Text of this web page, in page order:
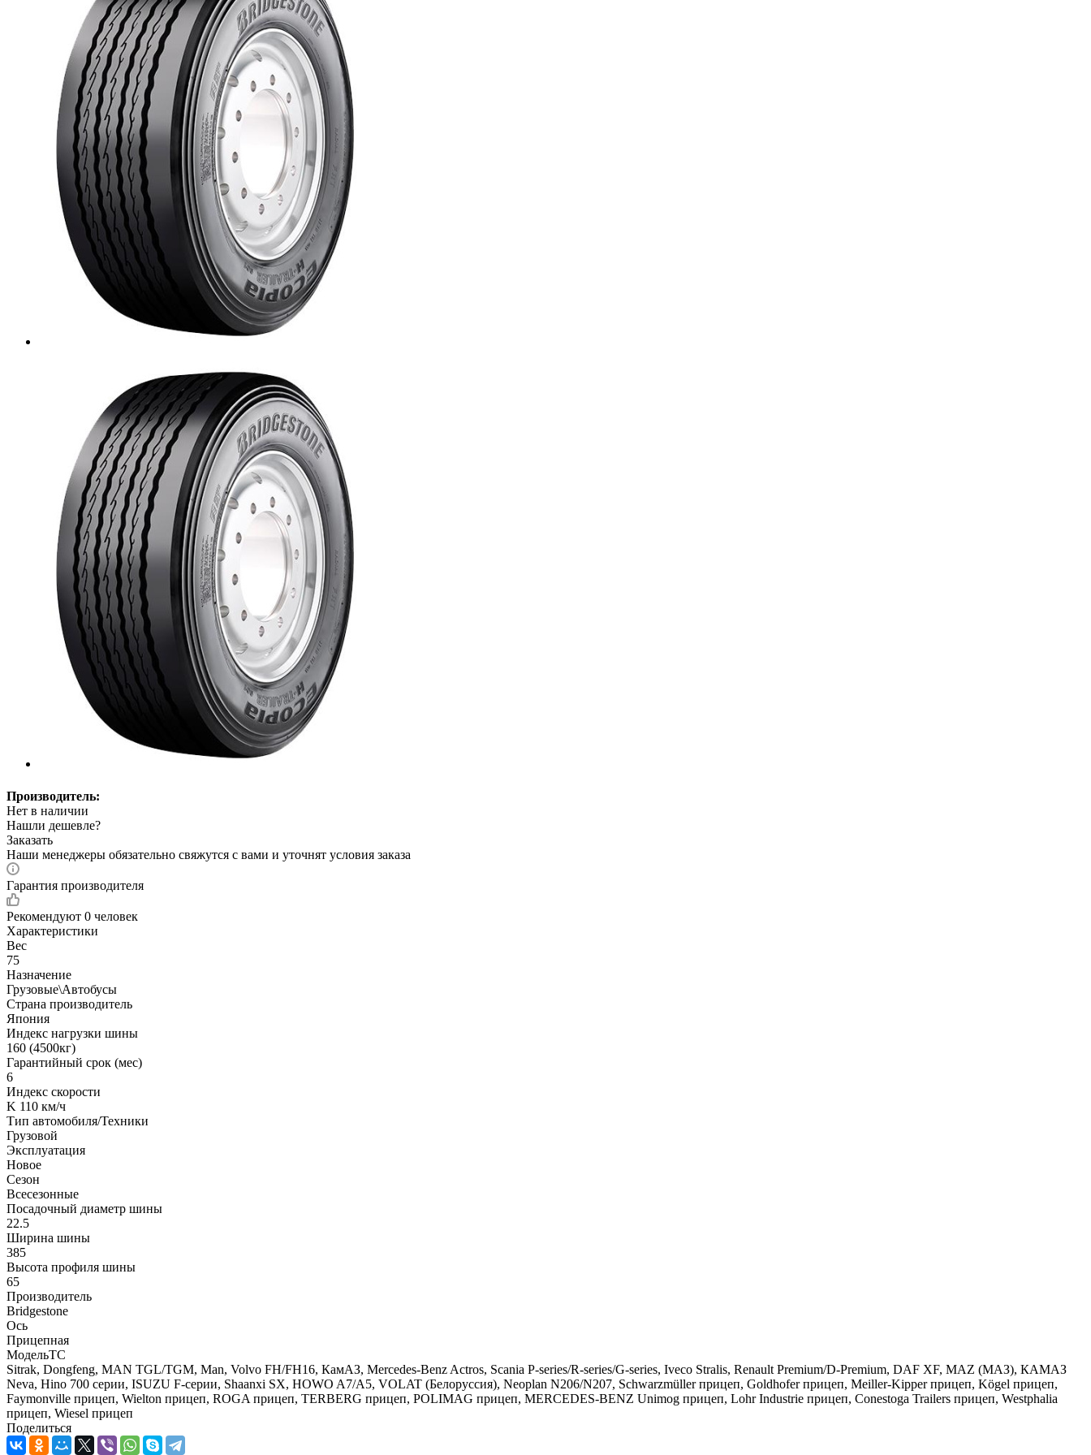
Производитель:
Нет в наличии
Нашли дешевле?
Заказать
Наши менеджеры обязательно свяжутся с вами и уточнят условия заказа
Гарантия производителя
Рекомендуют 0 человек
Характеристики
Вес
75
Назначение
Грузовые\Автобусы
Страна производитель
Япония
Индекс нагрузки шины
160 (4500кг)
Гарантийный срок (мес)
6
Индекс скорости
K 110 км/ч
Тип автомобиля/Техники
Грузовой
Эксплуатация
Новое
Сезон
Всесезонные
Посадочный диаметр шины
22.5
Ширина шины
385
Высота профиля шины
65
Производитель
Bridgestone
Ось
Прицепная
МодельТС
Sitrak, Dongfeng, MAN TGL/TGM, Man, Volvo FH/FH16, КамАЗ, Mercedes-Benz Actros, Scania P-series/R-series/G-series, Iveco Stralis, Renault Premium/D-Premium, DAF XF, MAZ (МАЗ), КАМАЗ
Neva, Hino 700 серии, ISUZU F-серии, Shaanxi SX, HOWO A7/A5, VOLAT (Белоруссия), Neoplan N206/N207, Schwarzmüller прицеп, Goldhofer прицеп, Meiller-Kipper прицеп, Kögel прицеп,
Faymonville прицеп, Wielton прицеп, ROGA прицеп, TERBERG прицеп, POLIMAG прицеп, MERCEDES-BENZ Unimog прицеп, Lohr Industrie прицеп, Conestoga Trailers прицеп, Westphalia
прицеп, Wiesel прицеп
Поделиться